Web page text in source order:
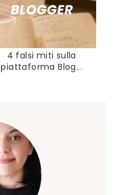
4 falsi miti sulla
piattaforma Blog...